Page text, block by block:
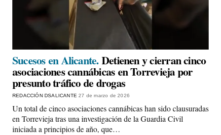
Sucesos en Alicante.Detienen y cierran cinco
asociaciones cannábicas en Torrevieja por
presunto tráfico de drogas
REDACCIÓN DSALICANTE27 de marzo de 2026
Un total de cinco asociaciones cannábicas han sido clausuradas
en Torrevieja tras una investigación de la Guardia Civil
iniciada a principios de año, que…